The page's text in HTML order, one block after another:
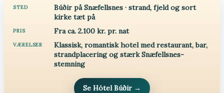
STED
Búðir på Snæfellsnes · strand, fjeld og sort
kirke tæt på
PRIS Fra ca. 2.100 kr. pr. nat
VÆRELSER
Klassisk, romantisk hotel med restaurant, bar,
strandplacering og stærk Snæfellsnes-
stemning
Se Hótel Búðir →